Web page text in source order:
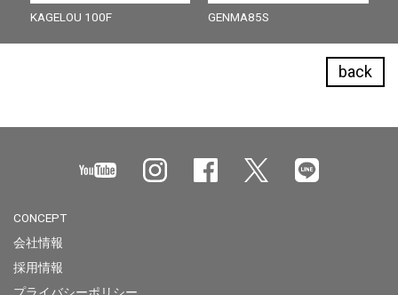
KAGELOU 100F GENMA85S
back
CONCEPT
会社情報
採用情報